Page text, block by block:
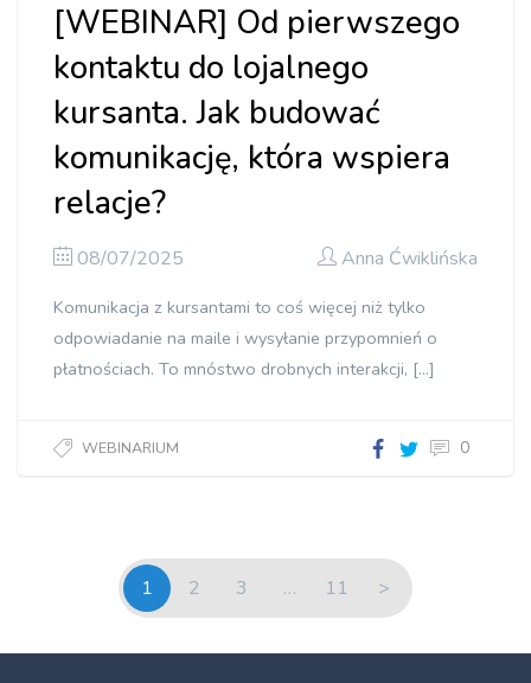
[WEBINAR] Od pierwszego
kontaktu do lojalnego
kursanta. Jak budować
komunikację, która wspiera
relacje?
08/07/2025 Anna Ćwiklińska
Komunikacja z kursantami to coś więcej niż tylko
odpowiadanie na maile i wysyłanie przypomnień o
płatnościach. To mnóstwo drobnych interakcji, […]
WEBINARIUM
do
lojalnego
0
1 2 3 … 11 >